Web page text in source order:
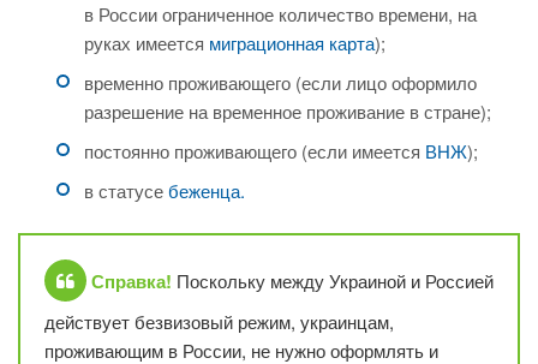
в России ограниченное количество времени, на
руках имеется миграционная карта);
временно проживающего (если лицо оформило
разрешение на временное проживание в стране);
постоянно проживающего (если имеется ВНЖ);
в статусебеженца.
Справка! Поскольку между Украиной и Россией
действует безвизовый режим, украинцам,
проживающим в России, не нужно оформлять и